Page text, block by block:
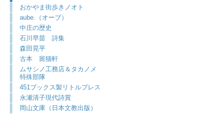
おかやま街歩きノオト
aube.（オーブ）
中庄の歴史
石川早苗 詩集
森田晃平
古本 斑猫軒
ムサシノ工務店＆タカノメ
特殊部隊
451ブックス製リトルプレス
永瀬清子現代詩賞
岡山文庫（日本文教出版）